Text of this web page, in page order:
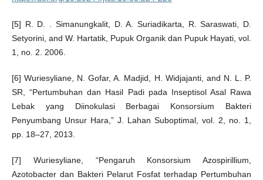
[5] R. D. . Simanungkalit, D. A. Suriadikarta, R. Saraswati, D.
Setyorini, and W. Hartatik, Pupuk Organik dan Pupuk Hayati, vol.
1, no. 2. 2006.
[6] Wuriesyliane, N. Gofar, A. Madjid, H. Widjajanti, and N. L. P.
SR, “Pertumbuhan dan Hasil Padi pada Inseptisol Asal Rawa
Lebak yang Diinokulasi Berbagai Konsorsium Bakteri
Penyumbang Unsur Hara,” J. Lahan Suboptimal, vol. 2, no. 1,
pp. 18–27, 2013.
[7] Wuriesyliane, “Pengaruh Konsorsium Azospirillium,
Azotobacter dan Bakteri Pelarut Fosfat terhadap Pertumbuhan